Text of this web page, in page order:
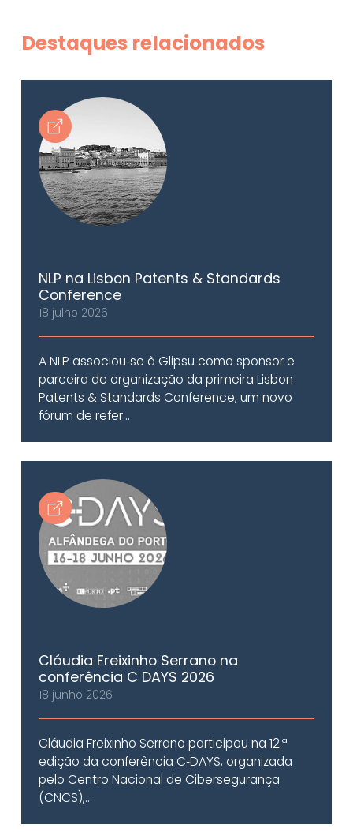
Destaques relacionados
NLP na Lisbon Patents & Standards
Conference
18 julho 2026
A NLP associou‑se à Glipsu como sponsor e
parceira de organização da primeira Lisbon
Patents & Standards Conference, um novo
fórum de refer...
Cláudia Freixinho Serrano na
conferência C DAYS 2026
18 junho 2026
Cláudia Freixinho Serrano participou na 12.ª
edição da conferência C‑DAYS, organizada
pelo Centro Nacional de Cibersegurança
(CNCS),...